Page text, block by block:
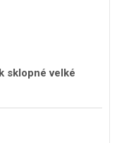
sklopné velké